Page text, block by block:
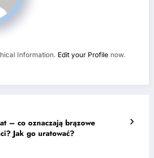
Information. Edit your Profile now.
– co oznaczają brązowe
Jak go uratować?